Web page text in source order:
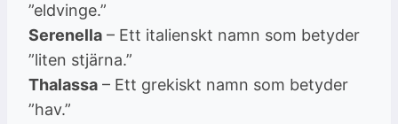
”eldvinge.”
Serenella – Ett italienskt namn som betyder
”liten stjärna.”
Thalassa – Ett grekiskt namn som betyder
”hav.”